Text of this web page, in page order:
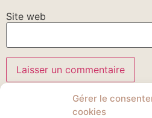
Gérer le
cookies
Site web